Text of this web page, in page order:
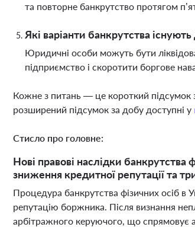
та повторне банкрутство протягом
Які варіанти банкрутства
Юридичні особи можуть бути
підприємство і скоротити боргове
Кожне з питань — це короткий підсумок
розширений підсумок за добу доступні у
Стисло про головне:
Нові правові наслідки
зниження кредитної репутації та
Процедура банкрутства фізичних осіб в
репутацію боржника. Після визнання
арбітражного керуючого, що спрямовує